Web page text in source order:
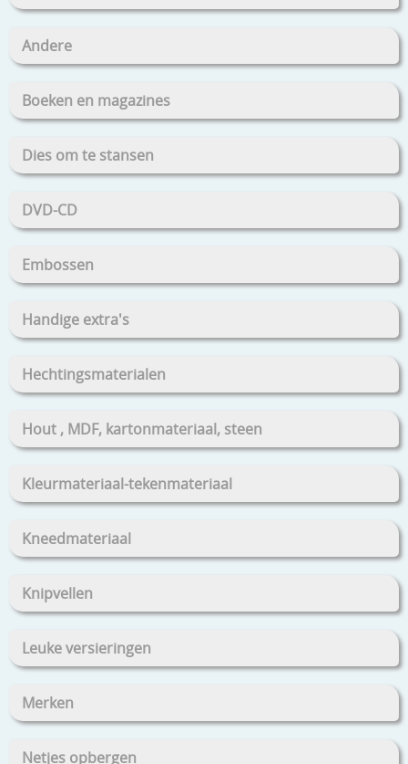
Andere
Boeken en magazines
Dies om te stansen
DVD-CD
Embossen
Handige extra's
Hechtingsmaterialen
Hout , MDF, kartonmateriaal, steen
Kleurmateriaal-tekenmateriaal
Kneedmateriaal
Knipvellen
Leuke versieringen
Merken
Netjes opbergen